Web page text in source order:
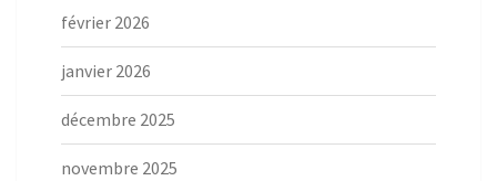
février 2026
janvier 2026
décembre 2025
novembre 2025